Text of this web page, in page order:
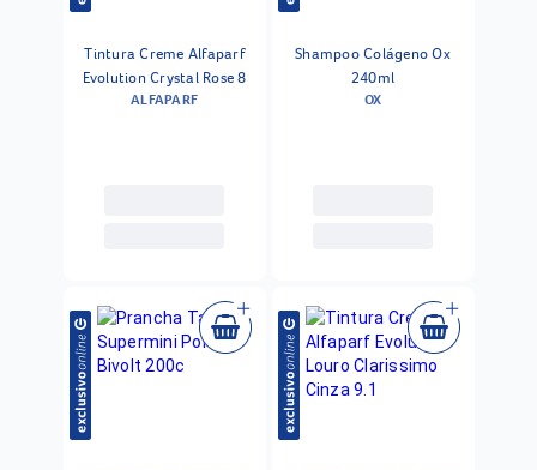
Tintura Creme Alfaparf
Evolution Crystal Rose 8
ALFAPARF
Shampoo Colágeno Ox
240ml
OX